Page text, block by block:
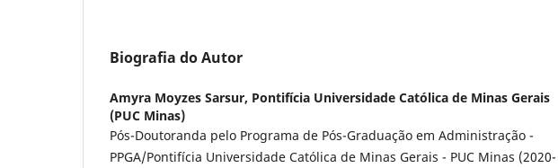
Biografia do Autor
Amyra Moyzes Sarsur, Pontifícia Universidade Católica de Minas Gerais
(PUC Minas)
Pós-Doutoranda pelo Programa de Pós-Graduação em Administração -
PPGA/Pontifícia Universidade Católica de Minas Gerais - PUC Minas (2020-